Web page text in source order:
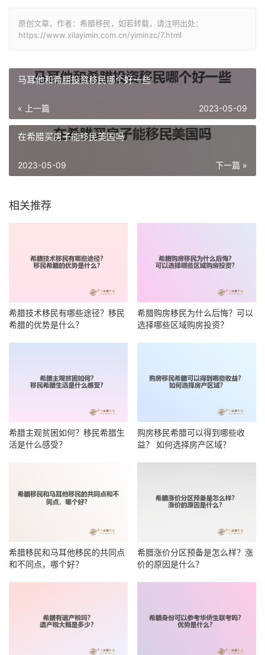
原创文章，作者：希腊移民，如若转载，请注明出处：
https://www.xilayimin.com.cn/yiminzc/7.html
马耳他和希腊投资移民哪个好一些
« 上一篇 2023-05-09
在希腊买房子能移民美国吗
下一篇 »
2023-05-09
相关推荐
希腊技术移民有哪些途径？移民
希腊的优势是什么？
希腊购房移民为什么后悔？可以
选择哪些区域购房投资？
希腊主观贫困如何？移民希腊生
活是什么感受？
购房移民希腊可以得到哪些收
益？ 如何选择房产区域？
希腊移民和马耳他移民的共同点
和不同点，哪个好？
希腊涨价分区预备是怎么样？涨
价的原因是什么？